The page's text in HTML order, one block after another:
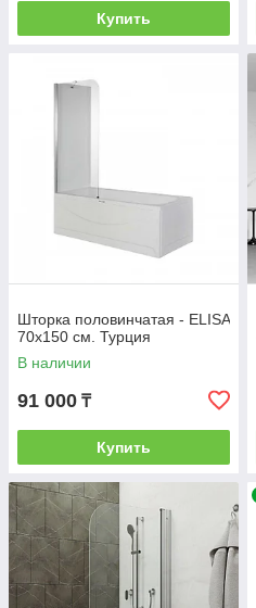
Купить
Шторка половинчатая - ELISA
70х150 см. Турция
В наличии
91 000 ₸
Купить